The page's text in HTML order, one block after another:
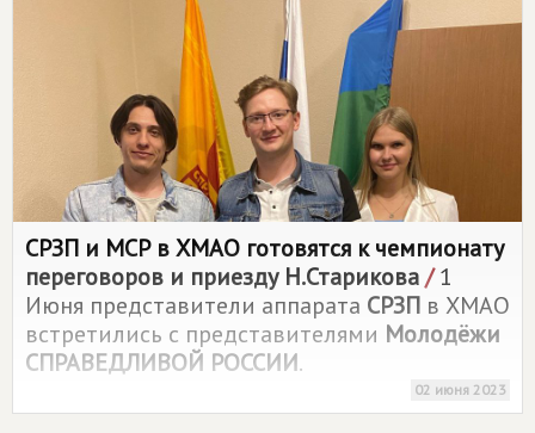
СРЗП и МСР в ХМАО готовятся к чемпионату
переговоров и приезду Н.Старикова/1
Июня представители аппарата СРЗП в ХМАО
встретились с представителями Молодёжи
СПРАВЕДЛИВОЙ РОССИИ.
02 июня 2023